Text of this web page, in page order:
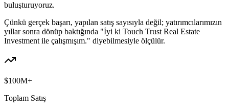
buluşturuyoruz.
Çünkü gerçek başarı, yapılan satış sayısıyla değil; yatırımcılarımızın
yıllar sonra dönüp baktığında "İyi ki Touch Trust Real Estate
Investment ile çalışmışım." diyebilmesiyle ölçülür.
$100M+
Toplam Satış